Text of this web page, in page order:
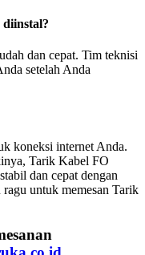
dan cepat. Tim teknisi
setelah Anda
koneksi internet Anda.
Tarik Kabel FO
dan cepat dengan
untuk memesan Tarik